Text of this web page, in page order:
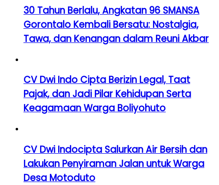
30 Tahun Berlalu, Angkatan 96 SMANSA
Gorontalo Kembali Bersatu: Nostalgia,
Tawa, dan Kenangan dalam Reuni Akbar
CV Dwi Indo Cipta Berizin Legal, Taat
Pajak, dan Jadi Pilar Kehidupan Serta
Keagamaan Warga Boliyohuto
CV Dwi Indocipta Salurkan Air Bersih dan
Lakukan Penyiraman Jalan untuk Warga
Desa Motoduto